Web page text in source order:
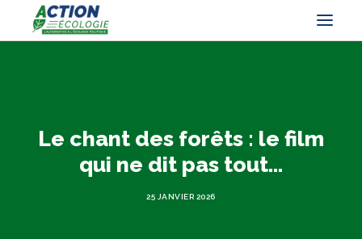
Le chant des forêts : le film
qui ne dit pas tout...
25 JANVIER 2026